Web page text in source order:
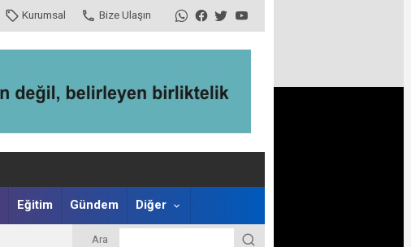
Kurumsal Bize Ulaşın
Eğitim Gündem Diğer
Ara